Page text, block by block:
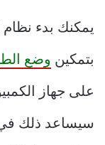
يمكنك بدء
بتمكين وضع
سيساعد ذلك